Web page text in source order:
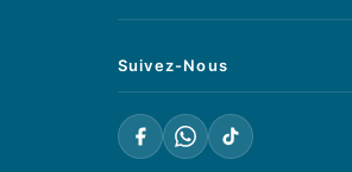
Suivez-Nous